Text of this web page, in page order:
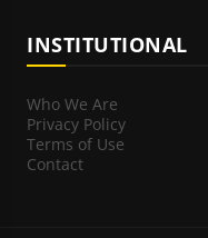
INSTITUTIONAL
Who We Are
Privacy Policy
Terms of Use
Contact